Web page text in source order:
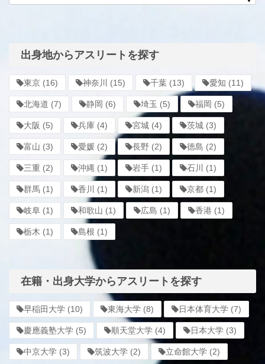
出身地からアスリートを探す
東京 (16) 神奈川 (15) 千葉 (13) 愛知 (11)
北海道 (7) 静岡 (6) 埼玉 (5) 福岡 (5)
大阪 (5) 兵庫 (4) 宮城 (4) 茨城 (3)
富山 (3) 愛媛 (2) 長野 (2) 徳島 (2)
三重 (2) 沖縄 (1) 岩手 (1) 石川 (1)
群馬 (1) 香川 (1) 新潟 (1) 京都 (1)
岐阜 (1) 和歌山 (1) 広島 (1) 香港 (1)
栃木 (1) 島根 (1)
在籍・出身大学からアスリートを探す
早稲田大学 (10) 東海大学 (8) 日本体育大学 (7)
慶應義塾大学 (5) 順天堂大学 (4) 日本大学 (3)
中京大学 (3) 筑波大学 (2) 立命館大学 (2)